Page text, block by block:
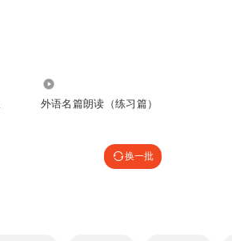
外语名篇朗读（练习篇）
换一批